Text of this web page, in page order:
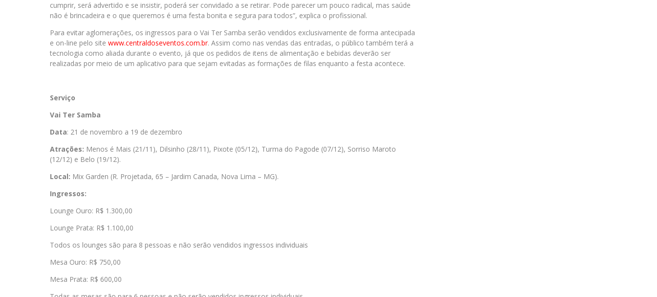
cumprir, será advertido e se insistir, poderá ser convidado a se retirar. Pode parecer um pouco radical, mas saúde
não é brincadeira e o que queremos é uma festa bonita e segura para todos”, explica o profissional.
Para evitar aglomerações, os ingressos para o Vai Ter Samba serão vendidos exclusivamente de forma antecipada
e on-line pelo site www.centraldoseventos.com.br. Assim como nas vendas das entradas, o público também terá a
tecnologia como aliada durante o evento, já que os pedidos de itens de alimentação e bebidas deverão ser
realizadas por meio de um aplicativo para que sejam evitadas as formações de filas enquanto a festa acontece.
Serviço
Vai Ter Samba
Data: 21 de novembro a 19 de dezembro
Atrações: Menos é Mais (21/11), Dilsinho (28/11), Pixote (05/12), Turma do Pagode (07/12), Sorriso Maroto
(12/12) e Belo (19/12).
Local: Mix Garden (R. Projetada, 65 – Jardim Canada, Nova Lima – MG).
Ingressos:
Lounge Ouro: R$ 1.300,00
Lounge Prata: R$ 1.100,00
Todos os lounges são para 8 pessoas e não serão vendidos ingressos individuais
Mesa Ouro: R$ 750,00
Mesa Prata: R$ 600,00